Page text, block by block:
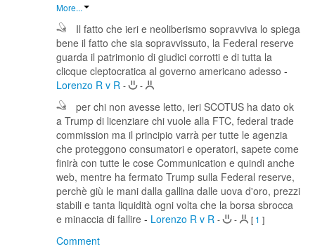
More...
Il fatto che ieri e neoliberismo sopravviva lo spiega
bene il fatto che sia sopravvissuto, la Federal reserve
guarda il patrimonio di giudici corrotti e di tutta la
clicque cleptocratica al governo americano adesso -
Lorenzo R v R - -
per chi non avesse letto, ieri SCOTUS ha dato ok
a Trump di licenziare chi vuole alla FTC, federal trade
commission ma il principio varrà per tutte le agenzia
che proteggono consumatori e operatori, sapete come
finirà con tutte le cose Communication e quindi anche
web, mentre ha fermato Trump sulla Federal reserve,
perchè giù le mani dalla gallina dalle uova d'oro, prezzi
stabili e tanta liquidità ogni volta che la borsa sbrocca
e minaccia di fallire - Lorenzo R v R - - [ 1 ]
Comment